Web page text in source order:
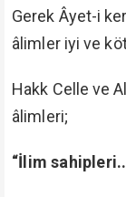
Gerek Âyet-i
âlimler iyi ve
Hakk Celle ve
âlimleri;
“İlim